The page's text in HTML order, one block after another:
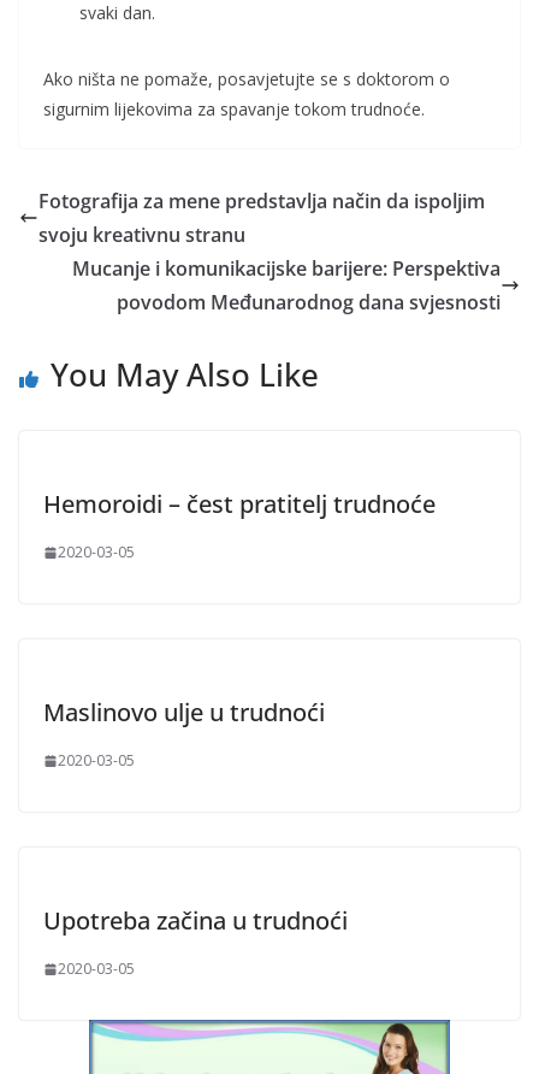
svaki dan.
Ako ništa ne pomaže, posavjetujte se s doktorom o
sigurnim lijekovima za spavanje tokom trudnoće.
Fotografija za mene predstavlja način da ispoljim
svoju kreativnu stranu
Mucanje i komunikacijske barijere: Perspektiva
povodom Međunarodnog dana svjesnosti
You May Also Like
Hemoroidi – čest pratitelj trudnoće
2020-03-05
Maslinovo ulje u trudnoći
2020-03-05
Upotreba začina u trudnoći
2020-03-05